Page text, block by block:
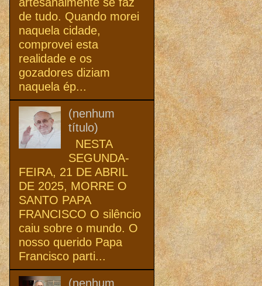
de tudo. Quando morei
naquela cidade,
comprovei esta
realidade e os
gozadores diziam
naquela ép...
(nenhum
título)
NESTA
SEGUNDA-
FEIRA, 21 DE ABRIL
DE 2025, MORRE O
SANTO PAPA
FRANCISCO O silêncio
caiu sobre o mundo. O
nosso querido Papa
Francisco parti...
(nenhum